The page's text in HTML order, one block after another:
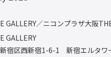
GALLERY／ニコンプラザ大阪
GALLERY
宿区西新宿1-6-1 新宿エルタワ